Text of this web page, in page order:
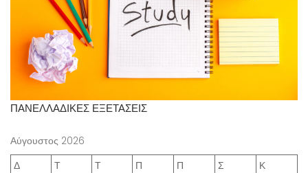
ΠΑΝΕΛΛΑΔΙΚΕΣ ΕΞΕΤΑΣΕΙΣ
Αύγουστος 2026
Δ
Τ Τ Π Π Σ
Κ